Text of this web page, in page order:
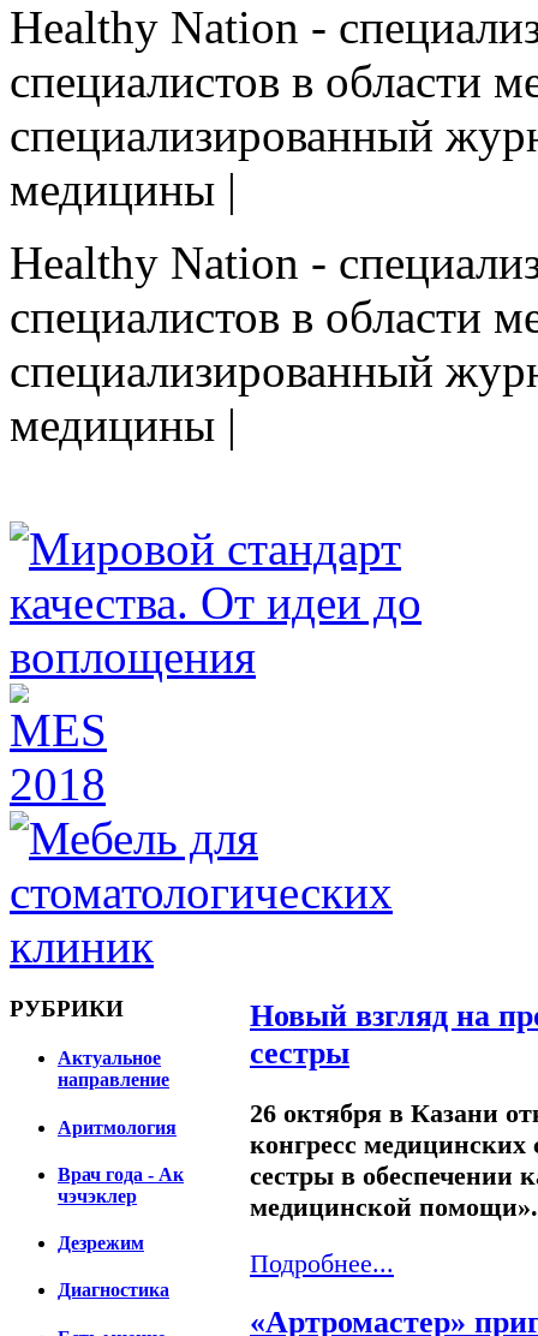
Healthy Nation -
специалистов в области
cпециализированный
медицины |
Healthy Nation -
специалистов в области
cпециализированный
медицины |
РУБРИКИ
Актуальное
направление
Аритмология
Врач года - Ак
чэчэклер
Дезрежим
Диагностика
Новый взгляд на
сестры
26 октября в Казани
конгресс медицинских
сестры в обеспечении
медицинской помощи».
Подробнее...
«Артромастер»